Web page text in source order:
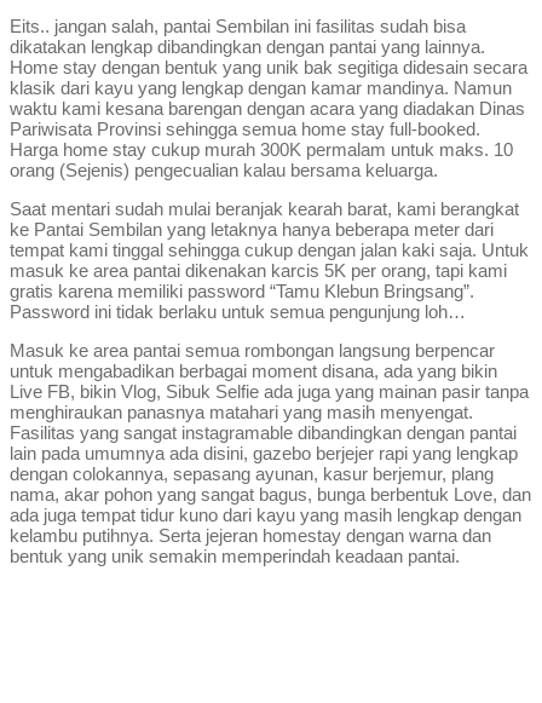
Eits.. jangan salah, pantai Sembilan ini fasilitas sudah bisa
dikatakan lengkap dibandingkan dengan pantai yang lainnya.
Home stay dengan bentuk yang unik bak segitiga didesain secara
klasik dari kayu yang lengkap dengan kamar mandinya. Namun
waktu kami kesana barengan dengan acara yang diadakan Dinas
Pariwisata Provinsi sehingga semua home stay full-booked.
Harga home stay cukup murah 300K permalam untuk maks. 10
orang (Sejenis) pengecualian kalau bersama keluarga.
Saat mentari sudah mulai beranjak kearah barat, kami berangkat
ke Pantai Sembilan yang letaknya hanya beberapa meter dari
tempat kami tinggal sehingga cukup dengan jalan kaki saja. Untuk
masuk ke area pantai dikenakan karcis 5K per orang, tapi kami
gratis karena memiliki password “Tamu Klebun Bringsang”.
Password ini tidak berlaku untuk semua pengunjung loh…
Masuk ke area pantai semua rombongan langsung berpencar
untuk mengabadikan berbagai moment disana, ada yang bikin
Live FB, bikin Vlog, Sibuk Selfie ada juga yang mainan pasir tanpa
menghiraukan panasnya matahari yang masih menyengat.
Fasilitas yang sangat instagramable dibandingkan dengan pantai
lain pada umumnya ada disini, gazebo berjejer rapi yang lengkap
dengan colokannya, sepasang ayunan, kasur berjemur, plang
nama, akar pohon yang sangat bagus, bunga berbentuk Love, dan
ada juga tempat tidur kuno dari kayu yang masih lengkap dengan
kelambu putihnya. Serta jejeran homestay dengan warna dan
bentuk yang unik semakin memperindah keadaan pantai.